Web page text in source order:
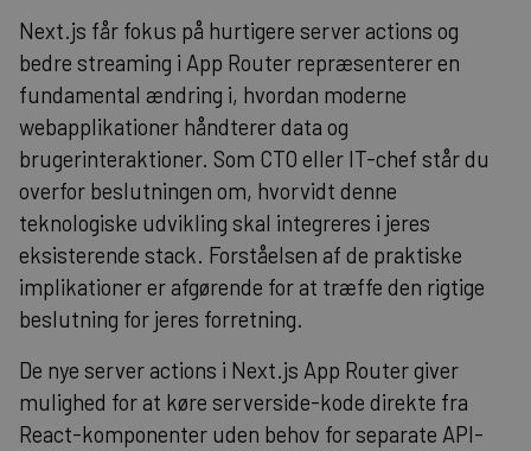
Next.js får fokus på hurtigere server actions og
bedre streaming i App Router repræsenterer en
fundamental ændring i, hvordan moderne
webapplikationer håndterer data og
brugerinteraktioner. Som CTO eller IT-chef står du
overfor beslutningen om, hvorvidt denne
teknologiske udvikling skal integreres i jeres
eksisterende stack. Forståelsen af de praktiske
implikationer er afgørende for at træffe den rigtige
beslutning for jeres forretning.
De nye server actions i Next.js App Router giver
mulighed for at køre serverside-kode direkte fra
React-komponenter uden behov for separate API-